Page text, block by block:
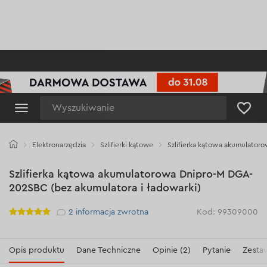
Elektronarzędzia Szlifierki kątowe Szlifierka kątowa
Szlifierka kątowa akumulatorowa Dnipro-M DGA-
202SBC (bez akumulatora i ładowarki)
Рейтинг 2 informacja zwrotna Kod: 99309000
Opis produktu Dane Techniczne Opinie (2) Pytanie